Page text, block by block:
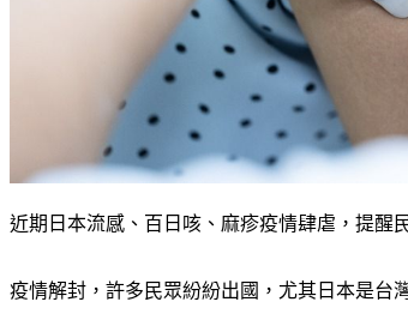
近期日本流感、百日咳、麻疹疫情肆虐，提醒
疫情解封，許多民眾紛紛出國，尤其日本是台